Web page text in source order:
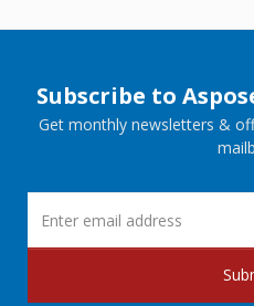
Subscribe to
Get monthly newsletters &